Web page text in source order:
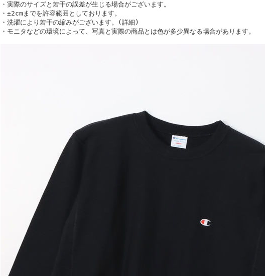
・実際のサイズと若干の誤差が生じる場合がございます。
・±2cmまでを許容範囲としております。
・洗濯により若干の縮みがございます。(詳細)
・モニタなどの環境によって、写真と実際の商品とは色が多少異なる場合があります。